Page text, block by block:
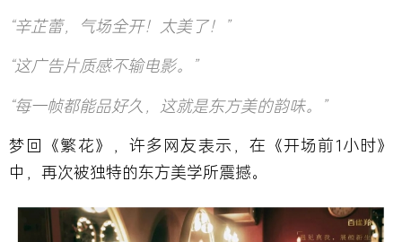
“辛芷蕾，气场全开！太美了！”
“这广告片质感不输电影。”
“每一帧都能品好久，这就是东方美的韵味。”
梦回《繁花》，许多网友表示，在《开场前1小时》
中，再次被独特的东方美学所震撼。